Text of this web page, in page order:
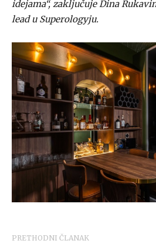
idejama“, zaključuje Dina
lead u Superologyju.
PRETHODNI ČLANAK